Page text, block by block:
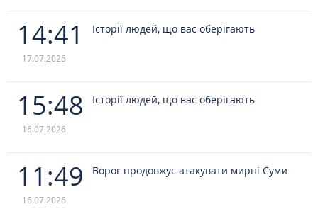
14:41
17.07.2026
Історії людей, що вас оберігають
15:48
16.07.2026
Історії людей, що вас оберігають
11:49
16.07.2026
Ворог продовжує атакувати мирні Суми